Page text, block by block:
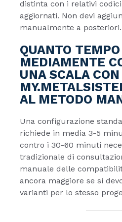
distinta con i relativi
aggiornati. Non devi
manualmente a posteriori.
QUANTO
MEDIAMENTE
UNA SCALA
AL METODO
Una configurazione
richiede in media 3-5
contro i 30-60 minuti
tradizionale di
manuale delle
ancora maggiore se si
varianti per lo stesso